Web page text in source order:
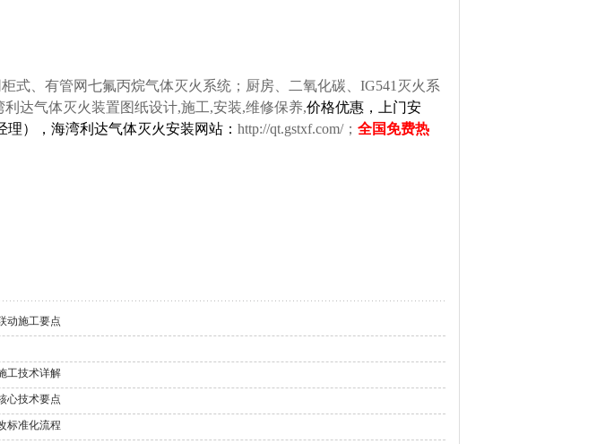
、有管网七氟丙烷气体灭火系统；厨房、二氧化碳、IG541灭火系
达气体灭火装置图纸设计,施工,安装,维修保养,价格优惠，上门安
），海湾利达气体灭火安装网站： http://qt.gstxf.com/； 全国免费热
动施工要点
工技术详解
心技术要点
标准化流程